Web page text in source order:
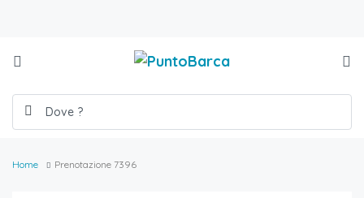
Home Prenotazione 7396